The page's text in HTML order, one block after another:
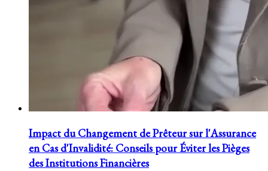
Impact du Changement de Prêteur sur l'Assurance
en Cas d'Invalidité: Conseils pour Éviter les Pièges
des Institutions Financières